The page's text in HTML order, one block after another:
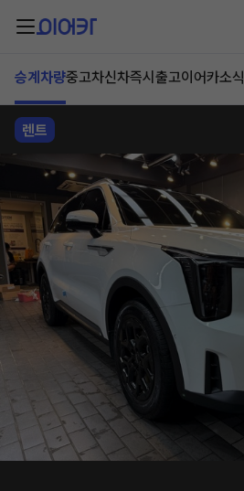
승계차량중고차신차즉시출고이어카소식
렌트